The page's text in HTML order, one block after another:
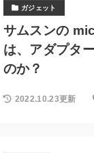
ガジェット
サムスンの
は、アダプタ
のか？
2022.10.23更新